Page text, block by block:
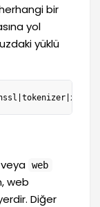
bir
yol
yüklü
veya web
web
Diğer